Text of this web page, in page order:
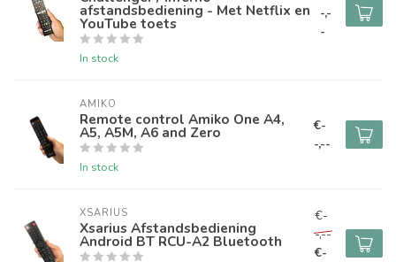
afstandsbediening - Met Netflix en
YouTube toets
In stock
-,-
-
AMIKO
Remote control Amiko One A4,
A5, A5M, A6 and Zero
In stock
€-
-,--
XSARIUS
Xsarius Afstandsbediening
Android BT RCU-A2 Bluetooth
€-
-,--
€-